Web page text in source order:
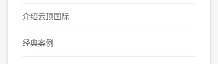
介绍云顶国际
经典案例